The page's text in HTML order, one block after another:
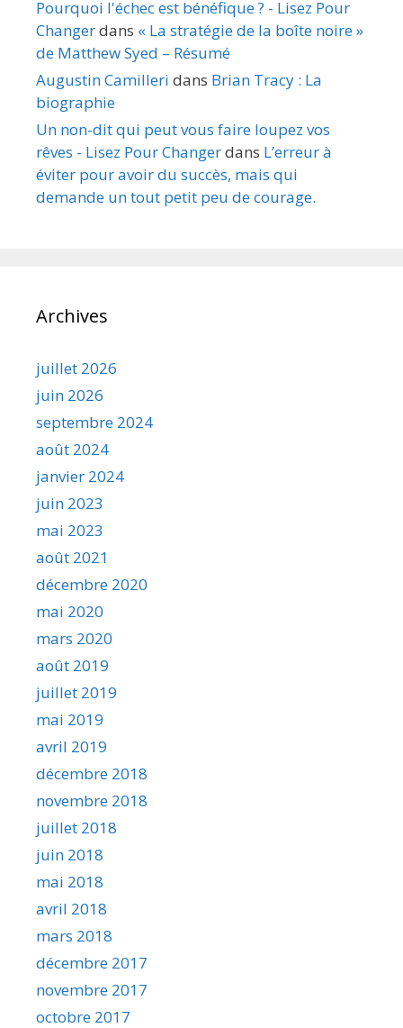
Pourquoi l'échec est bénéfique ? - Lisez Pour
Changerdans « La stratégie de la boîte noire »
de Matthew Syed – Résumé
Augustin Camilleri dans Brian Tracy : La
biographie
Un non-dit qui peut vous faire loupez vos
rêves - Lisez Pour Changerdans L’erreur à
éviter pour avoir du succès, mais qui
demande un tout petit peu de courage.
Archives
juillet 2026
juin 2026
septembre 2024
août 2024
janvier 2024
juin 2023
mai 2023
août 2021
décembre 2020
mai 2020
mars 2020
août 2019
juillet 2019
mai 2019
avril 2019
décembre 2018
novembre 2018
juillet 2018
juin 2018
mai 2018
avril 2018
mars 2018
décembre 2017
novembre 2017
octobre 2017